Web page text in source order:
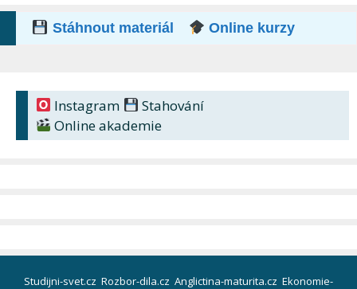
Stáhnout materiál Online kurzy
Instagram
Stahování
Online akademie
Studijni-svet.cz Rozbor-dila.cz Anglictina-maturita.cz Ekonomie-